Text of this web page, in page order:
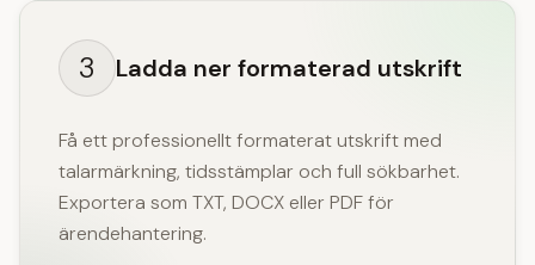
3 Ladda ner formaterad utskrift
Få ett professionellt formaterat utskrift med
talarmärkning, tidsstämplar och full sökbarhet.
Exportera som TXT, DOCX eller PDF för
ärendehantering.